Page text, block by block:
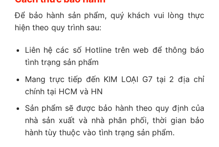
Để bảo hành sản phẩm, quý khách vui lòng thực
hiện theo quy trình sau:
Liên hệ các số Hotline trên web để thông báo
tình trạng sản phẩm
Mang trực tiếp đến KIM LOẠI G7 tại 2 địa chỉ
chính tại HCM và HN
Sản phẩm sẽ được bảo hành theo quy định của
nhà sản xuất và nhà phân phối, thời gian bảo
hành tùy thuộc vào tình trạng sản phẩm.